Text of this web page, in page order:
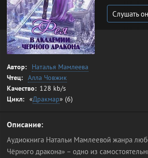
Слушать
Автор:
Наталья Мамлеева
Чтец: Алла Човжик
Качество: 128 kb/s
Цикл: «Дракмар» (6)
Описание:
Аудиокнига Натальи Мамлеевой жанра
Чёрного дракона» – одно из